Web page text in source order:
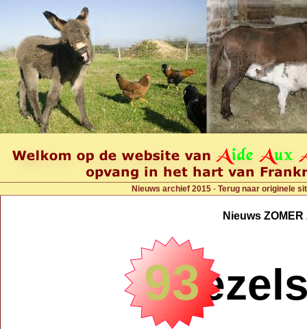
Nieuws archief 2015 - Terug naar originele
Nieuws ZOMER
ezels
93